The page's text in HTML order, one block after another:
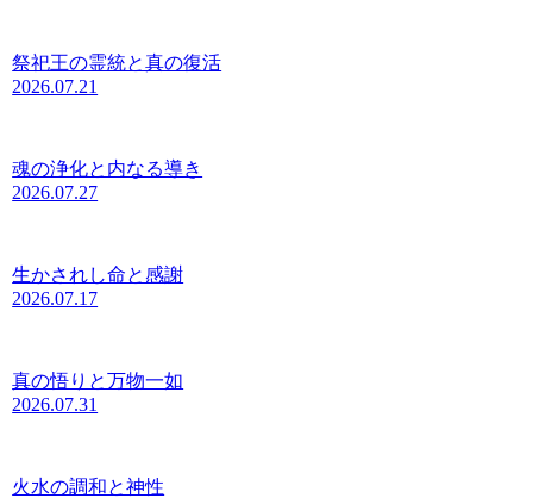
祭祀王の霊統と真の復活
2026.07.21
魂の浄化と内なる導き
2026.07.27
生かされし命と感謝
2026.07.17
真の悟りと万物一如
2026.07.31
火水の調和と神性